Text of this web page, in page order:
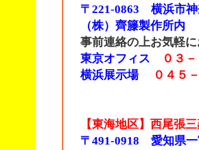
〒221-0863 横浜市神
（株）齊籐製作所内
事前連絡の上お気軽
東京オフィス
０３
横浜展示場
０４５
【東海地区】西尾張
〒491-0918 愛知県一